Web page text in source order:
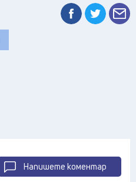
Напишете коментар